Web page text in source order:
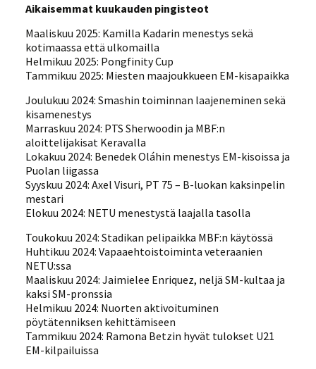
Aikaisemmat kuukauden pingisteot
Maaliskuu 2025: Kamilla Kadarin menestys sekä
kotimaassa että ulkomailla
Helmikuu 2025: Pongfinity Cup
Tammikuu 2025: Miesten maajoukkueen EM-kisapaikka
Joulukuu 2024: Smashin toiminnan laajeneminen sekä
kisamenestys
Marraskuu 2024: PTS Sherwoodin ja MBF:n
aloittelijakisat Keravalla
Lokakuu 2024: Benedek Oláhin menestys EM-kisoissa ja
Puolan liigassa
Syyskuu 2024: Axel Visuri, PT 75 – B-luokan kaksinpelin
mestari
Elokuu 2024: NETU menestystä laajalla tasolla
Toukokuu 2024: Stadikan pelipaikka MBF:n käytössä
Huhtikuu 2024: Vapaaehtoistoiminta veteraanien
NETU:ssa
Maaliskuu 2024: Jaimielee Enriquez, neljä SM-kultaa ja
kaksi SM-pronssia
Helmikuu 2024: Nuorten aktivoituminen
pöytätenniksen kehittämiseen
Tammikuu 2024: Ramona Betzin hyvät tulokset U21
EM-kilpailuissa